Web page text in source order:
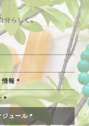
分らしく〟
報＊
＊
ジュール＊